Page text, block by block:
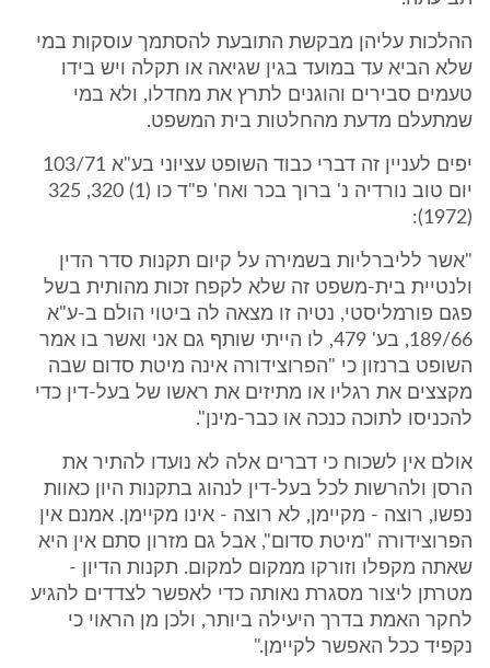
ההלכות עליהן מבקשת התובעת להסתמך עוסקות במי
שלא הביא עד במועד בגין שגיאה או תקלה ויש בידו
טעמים סבירים והוגנים לתרץ את מחדלו, ולא במי
שמתעלם מדעת מהחלטות בית המשפט.
יפים לעניין זה דברי כבוד השופט עציוני בע"א 103/71
יום טוב נורדיה נ' ברוך בכר ואח' פ"ד כו (1) 320, 325
(1972):
"אשר לליברליות בשמירה על קיום תקנות סדר הדין
ולנטיית בית-משפט זה שלא לקפח זכות מהותית בשל
פגם פורמליסטי, נטיה זו מצאה לה ביטוי הולם ב-ע"א
189/66, בע' 479, לו הייתי שותף גם אני ואשר בו אמר
השופט ברנזון כי "הפרוצידורה אינה מיטת סדום שבה
מקצצים את רגליו או מתיזים את ראשו של בעל-דין כדי
להכניסו לתוכה כנכה או כבר-מינן".
אולם אין לשכוח כי דברים אלה לא נועדו להתיר את
הרסן ולהרשות לכל בעל-דין לנהוג בתקנות היון כאוות
נפשו, רוצה - מקיימן, לא רוצה - אינו מקיימן. אמנם אין
הפרוצידורה "מיטת סדום", אבל גם מזרון סתם אין היא
שאתה מקפלו וזורקו ממקום למקום. תקנות הדיון -
מטרתן ליצור מסגרת נאותה כדי לאפשר לצדדים להגיע
לחקר האמת בדרך היעילה ביותר, ולכן מן הראוי כי
נקפיד ככל האפשר לקיימן."